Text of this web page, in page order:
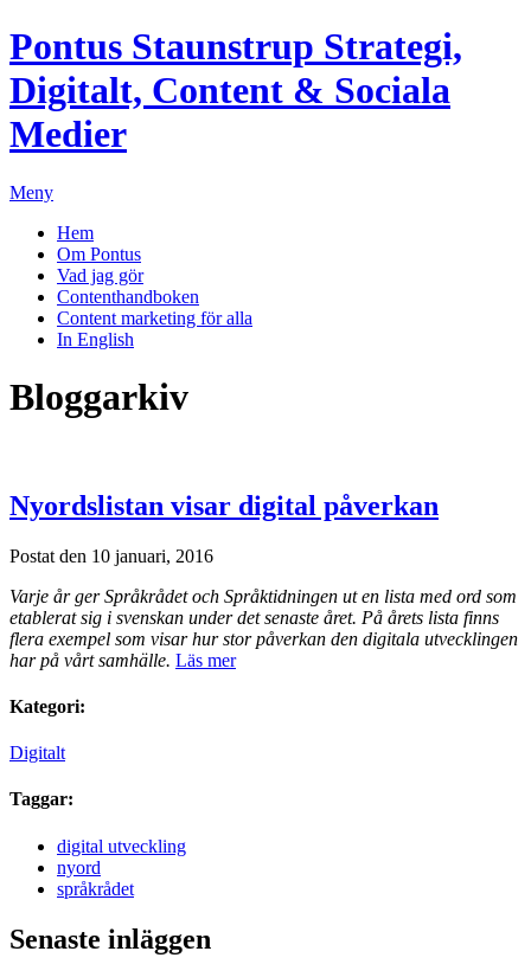
Pontus Staunstrup Strategi,
Digitalt, Content & Sociala
Medier
Meny
Hem
Om Pontus
Vad jag gör
Contenthandboken
Content marketing för alla
In English
Bloggarkiv
Nyordslistan visar digital påverkan
Postat den 10 januari, 2016
Varje år ger Språkrådet och Språktidningen ut en lista med ord som
etablerat sig i svenskan under det senaste året. På årets lista finns
flera exempel som visar hur stor påverkan den digitala utvecklingen
har på vårt samhälle. Läs mer
Kategori:
Digitalt
Taggar:
digital utveckling
nyord
språkrådet
Senaste inläggen